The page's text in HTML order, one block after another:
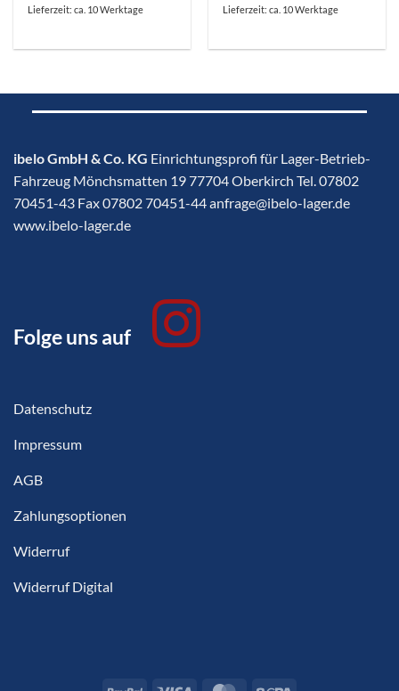
Lieferzeit: ca. 10 Werktage
Lieferzeit: ca. 10 Werktage
ibelo GmbH & Co. KG Einrichtungsprofi für Lager-Betrieb-
Fahrzeug Mönchsmatten 19 77704 Oberkirch Tel. 07802
70451-43 Fax 07802 70451-44 anfrage@ibelo-lager.de
www.ibelo-lager.de
Folge uns auf
Datenschutz
Impressum
AGB
Zahlungsoptionen
Widerruf
Widerruf Digital